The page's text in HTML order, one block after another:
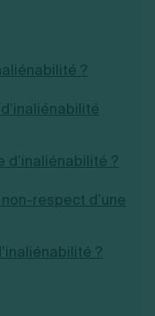
?
d’inaliénabilité ?
respect d’une
?